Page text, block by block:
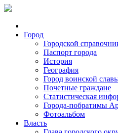
Город
Городской
Паспорт города
История
География
Город воинской
Почетные граждане
Статистическая
Города-побратимы
Фотоальбом
Власть